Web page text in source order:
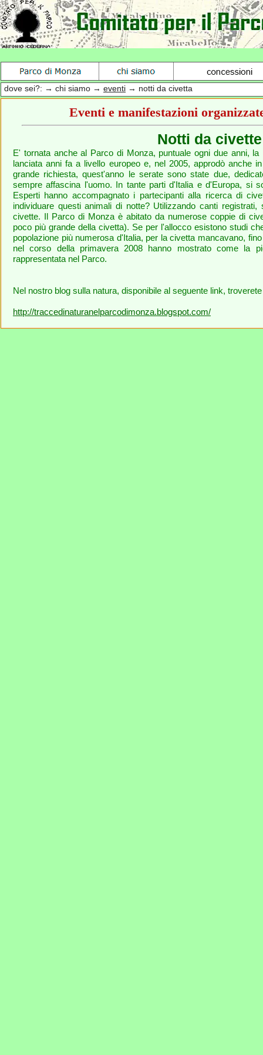
dove sei?: → chi siamo → eventi → notti da civetta
Eventi e manifestazioni
Notti da civette
E' tornata anche al Parco di Monza, puntuale ogni due anni,
lanciata anni fa a livello europeo e, nel 2005, approdò anche
grande richiesta, quest'anno le serate sono state due,
sempre affascina l'uomo. In tante parti d'Italia e d'Europa, si
Esperti hanno accompagnato i partecipanti alla ricerca di
individuare questi animali di notte? Utilizzando canti
civette. Il Parco di Monza è abitato da numerose coppie di
poco più grande della civetta). Se per l'allocco esistono studi
popolazione più numerosa d'Italia, per la civetta mancavano,
nel corso della primavera 2008 hanno mostrato come la
rappresentata nel Parco.
Nel nostro blog sulla natura, disponibile al seguente link,
http://traccedinaturanelparcodimonza.blogspot.com/